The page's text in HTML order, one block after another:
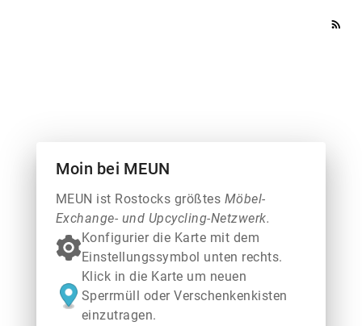
rss_feed
Moin bei MEUN
MEUN ist Rostocks größtes Möbel-
Exchange- und Upcycling-Netzwerk.
Konfigurier die Karte mit dem
Einstellungssymbol unten rechts.
Klick in die Karte um neuen
Sperrmüll oder Verschenkenkisten
einzutragen.